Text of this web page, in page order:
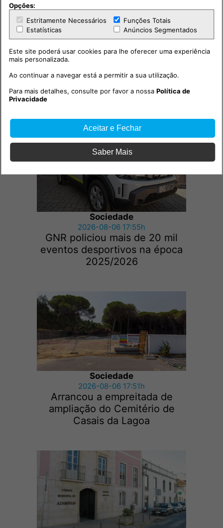
Outras notícias
Sociedade
2026-08-06 17:55h
GNR policiou mais de 20 mil
eventos desportivos na época
2025/2026
Sociedade
2026-08-06 17:51h
Arrancou a empreitada de
ampliação do Cemitério de
Casais da Lagoa
Opções:
Estritamente Necessários
Funções Totais
Estatísticas
Anúncios Segmentados
Este site poderá usar cookies para lhe oferecer uma experiência
mais personalizada.
Ao continuar a navegar está a permitir a sua utilização.
Para mais detalhes, consulte por favor a nossaPolítica de
Privacidade
Aceitar e Fechar
Saber Mais